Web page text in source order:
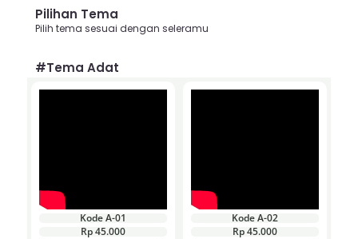
Pilihan Tema
Pilih tema sesuai dengan seleramu
#Tema Adat
Kode A-01
Rp 45.000
Kode A-02
Rp 45.000